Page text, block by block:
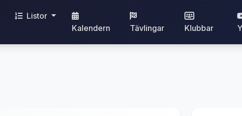
Listor
Kalendern
Tävlingar Klubbar